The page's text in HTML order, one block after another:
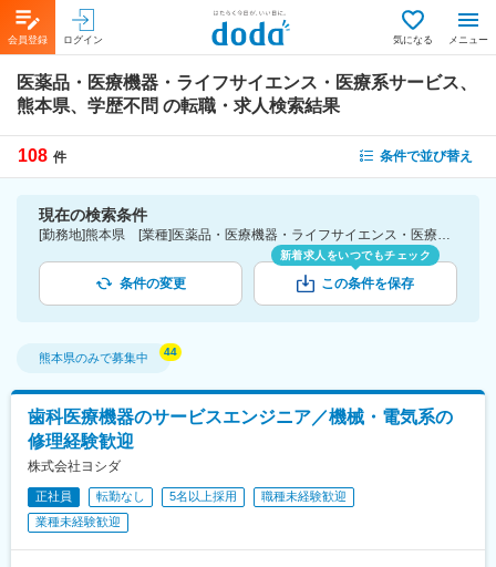
会員登録 ログイン 気になる メニュー
医薬品・医療機器・ライフサイエンス・医療系サービス、
熊本県、学歴不問 の転職・求人検索結果
108 件 条件で並び替え
現在の検索条件
[勤務地]熊本県 [業種]医薬品・医療機器・ライフサイエンス・医療系サービス [こだわり条件ピックアップ]学歴不問 [詳細条件](募集・採用情報)学歴不問
条件の変更
新着求人をいつでもチェック
この条件を保存
熊本県のみで募集中
歯科医療機器のサービスエンジニア／機械・電気系の
修理経験歓迎
株式会社ヨシダ
正社員 転勤なし 5名以上採用
職種未経験歓迎
業種未経験歓迎